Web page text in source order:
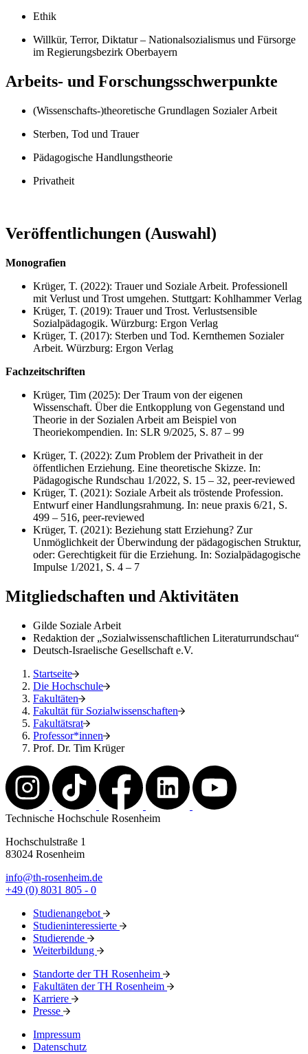
Ethik
Willkür, Terror, Diktatur – Nationalsozialismus und Fürsorge
im Regierungsbezirk Oberbayern
Arbeits- und Forschungsschwerpunkte
(Wissenschafts-)theoretische Grundlagen Sozialer Arbeit
Sterben, Tod und Trauer
Pädagogische Handlungstheorie
Privatheit
Veröffentlichungen (Auswahl)
Monografien
Krüger, T. (2022): Trauer und Soziale Arbeit. Professionell
mit Verlust und Trost umgehen. Stuttgart: Kohlhammer Verlag
Krüger, T. (2019): Trauer und Trost. Verlustsensible
Sozialpädagogik. Würzburg: Ergon Verlag
Krüger, T. (2017): Sterben und Tod. Kernthemen Sozialer
Arbeit. Würzburg: Ergon Verlag
Fachzeitschriften
Krüger, Tim (2025): Der Traum von der eigenen
Wissenschaft. Über die Entkopplung von Gegenstand und
Theorie in der Sozialen Arbeit am Beispiel von
Theoriekompendien. In: SLR 9/2025, S. 87 – 99
Krüger, T. (2022): Zum Problem der Privatheit in der
öffentlichen Erziehung. Eine theoretische Skizze. In:
Pädagogische Rundschau 1/2022, S. 15 – 32, peer-reviewed
Krüger, T. (2021): Soziale Arbeit als tröstende Profession.
Entwurf einer Handlungsrahmung. In: neue praxis 6/21, S.
499 – 516, peer-reviewed
Krüger, T. (2021): Beziehung statt Erziehung? Zur
Unmöglichkeit der Überwindung der pädagogischen Struktur,
oder: Gerechtigkeit für die Erziehung. In: Sozialpädagogische
Impulse 1/2021, S. 4 – 7
Mitgliedschaften und Aktivitäten
Gilde Soziale Arbeit
Redaktion der „Sozialwissenschaftlichen Literaturrundschau“
Deutsch-Israelische Gesellschaft e.V.
Startseite
Die Hochschule
Fakultäten
Fakultät für Sozialwissenschaften
Fakultätsrat
Professor*innen
Prof. Dr. Tim Krüger
Technische Hochschule Rosenheim
Hochschulstraße 1
83024 Rosenheim
info@th-rosenheim.de
+49 (0) 8031 805 - 0
Studienangebot
Studieninteressierte
Studierende
Weiterbildung
Standorte der TH Rosenheim
Fakultäten der TH Rosenheim
Karriere
Presse
Impressum
Datenschutz